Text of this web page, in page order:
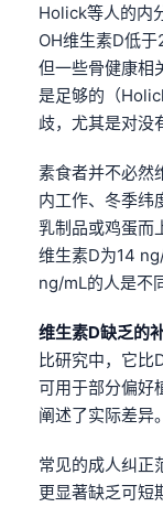
Holick等人的内
OH维生素D低
但一些骨健康相
是足够的（
歧，尤其是对没
素食者并不必然
内工作、冬季纬
乳制品或鸡蛋而
维生素D为14
ng/mL的人是不
维生素D缺乏的
比研究中，它比
可用于部分偏好
阐述了实际差异
常见的成人纠正
更显著缺乏可短